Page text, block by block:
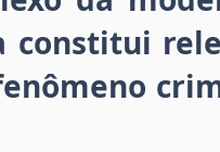
constitui